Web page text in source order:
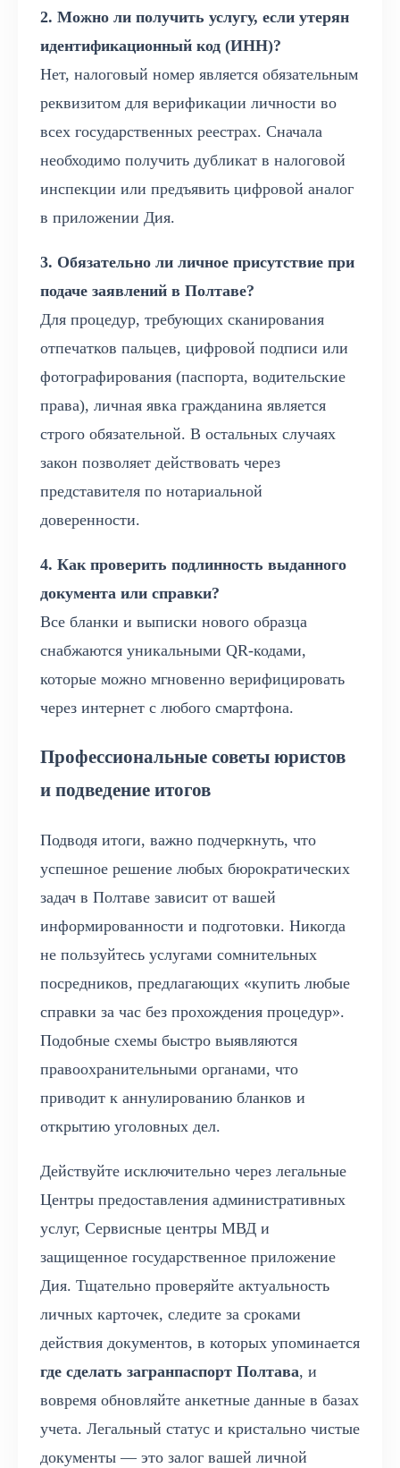
2. Можно ли получить услугу, если утерян
идентификационный код (ИНН)?
Нет, налоговый номер является обязательным
реквизитом для верификации личности во
всех государственных реестрах. Сначала
необходимо получить дубликат в налоговой
инспекции или предъявить цифровой аналог
в приложении Дия.
3. Обязательно ли личное присутствие при
подаче заявлений в Полтаве?
Для процедур, требующих сканирования
отпечатков пальцев, цифровой подписи или
фотографирования (паспорта, водительские
права), личная явка гражданина является
строго обязательной. В остальных случаях
закон позволяет действовать через
представителя по нотариальной
доверенности.
4. Как проверить подлинность выданного
документа или справки?
Все бланки и выписки нового образца
снабжаются уникальными QR-кодами,
которые можно мгновенно верифицировать
через интернет с любого смартфона.
Профессиональные советы юристов
и подведение итогов
Подводя итоги, важно подчеркнуть, что
успешное решение любых бюрократических
задач в Полтаве зависит от вашей
информированности и подготовки. Никогда
не пользуйтесь услугами сомнительных
посредников, предлагающих «купить любые
справки за час без прохождения процедур».
Подобные схемы быстро выявляются
правоохранительными органами, что
приводит к аннулированию бланков и
открытию уголовных дел.
Действуйте исключительно через легальные
Центры предоставления административных
услуг, Сервисные центры МВД и
защищенное государственное приложение
Дия. Тщательно проверяйте актуальность
личных карточек, следите за сроками
действия документов, в которых упоминается
где сделать загранпаспорт Полтава, и
вовремя обновляйте анкетные данные в базах
учета. Легальный статус и кристально чистые
документы — это залог вашей личной